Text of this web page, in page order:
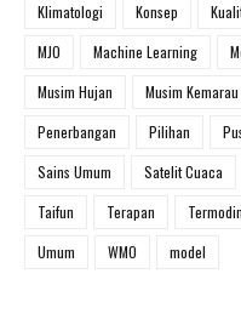
Klimatologi
Konsep
MJO
Machine Learning
Musim Hujan
Musim Kemarau
Penerbangan
Pilihan
Sains Umum
Satelit Cuaca
Taifun
Terapan
Umum
WMO model